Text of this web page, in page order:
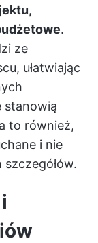
.
ze
ułatwiając
stanowią
to również,
i nie